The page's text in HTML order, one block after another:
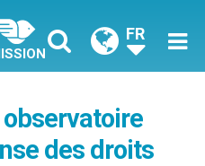
FR
observatoire
des droits